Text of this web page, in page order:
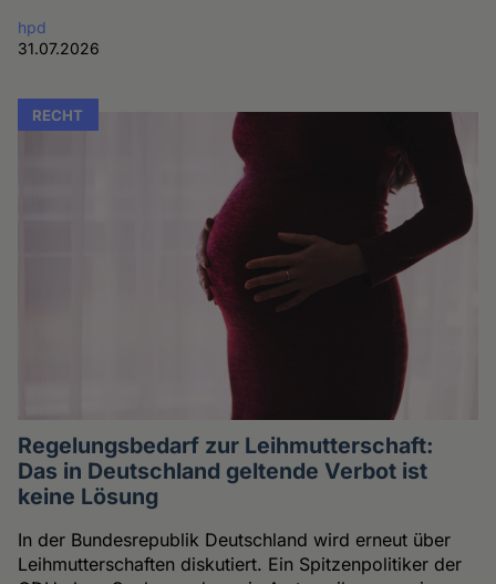
hpd
31.07.2026
RECHT
Regelungsbedarf zur Leihmutterschaft:
Das in Deutschland geltende Verbot ist
keine Lösung
In der Bundesrepublik Deutschland wird erneut über
Leihmutterschaften diskutiert. Ein Spitzenpolitiker der